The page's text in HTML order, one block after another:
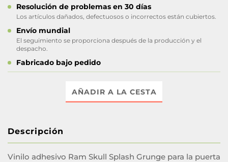
Resolución de problemas en 30 días
Los artículos dañados, defectuosos o incorrectos están cubiertos.
Envío mundial
El seguimiento se proporciona después de la producción y el
despacho.
Fabricado bajo pedido
AÑADIR A LA CESTA
Descripción
Vinilo adhesivo Ram Skull Splash Grunge para la puerta